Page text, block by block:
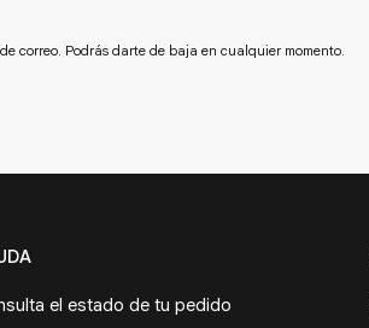
correo. Podrás darte de baja en cualquier momento.
el estado de tu pedido